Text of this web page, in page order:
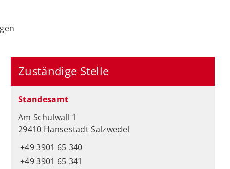
Zuständige Stelle
Standesamt
Am Schulwall 1
29410 Hansestadt Salzwedel
+49 3901 65 340
+49 3901 65 341